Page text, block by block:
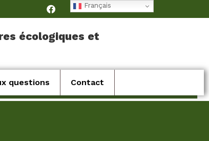
écologiques et
questions Contact
Français